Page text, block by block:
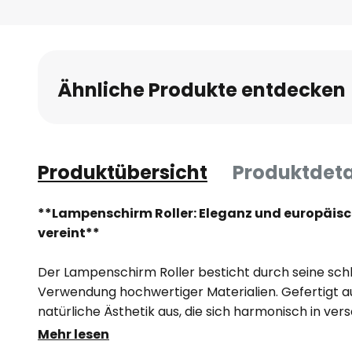
Ähnliche Produkte entdecken
Produktübersicht
**Lampenschirm Roller: Eleganz und
vereint**
Der Lampenschirm Roller besticht durch seine
Verwendung hochwertiger Materialien. Gefertigt
natürliche Ästhetik aus, die sich harmonisch in
einfügt. Die graue Farbgebung verleiht dem Raum
Mehr lesen